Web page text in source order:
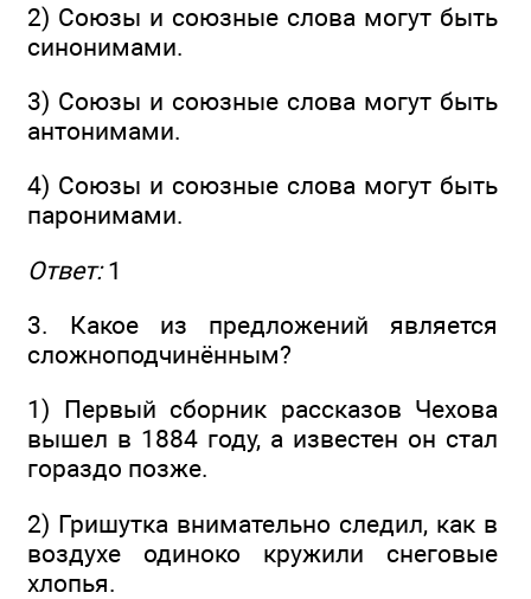
2) Союзы и союзные слова могут быть
синонимами.
3) Союзы и союзные слова могут быть
антонимами.
4) Союзы и союзные слова могут быть
паронимами.
Ответ:1
3. Какое из предложений является
сложноподчинённым?
1) Первый сборник рассказов Чехова
вышел в 1884 году, а известен он стал
гораздо позже.
2) Гришутка внимательно следил, как в
воздухе одиноко кружили снеговые
хлопья.